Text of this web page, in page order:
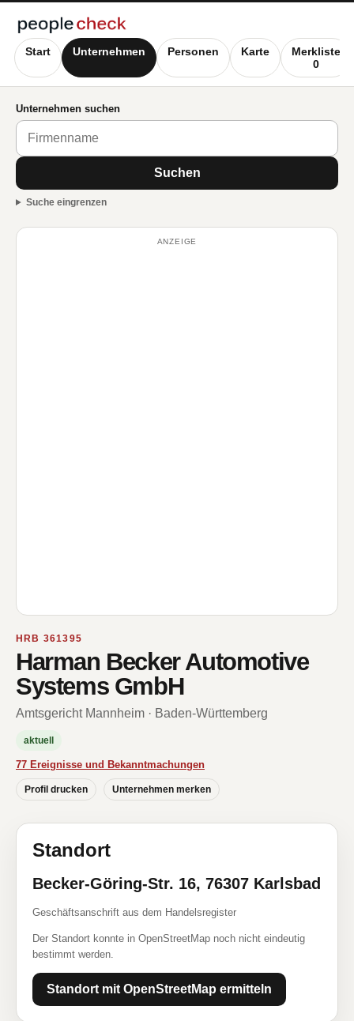
Start Unternehmen Personen Karte
Merkliste
0
Unternehmen suchen
Suchen
Suche eingrenzen
ANZEIGE
HRB 361395
Harman Becker Automotive
Systems GmbH
Amtsgericht Mannheim · Baden-Württemberg
aktuell
77 Ereignisse und Bekanntmachungen
Profil drucken Unternehmen merken
Standort
Becker-Göring-Str. 16, 76307 Karlsbad
Geschäftsanschrift aus dem Handelsregister
Der Standort konnte in OpenStreetMap noch nicht eindeutig
bestimmt werden.
Standort mit OpenStreetMap ermitteln